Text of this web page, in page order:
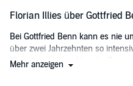
Florian Illies über Gottfried
Bei Gottfried Benn kann es nie
über zwei Jahrzehnten so
Illies, der erlebt zahlreiche
Mehr anzeigen